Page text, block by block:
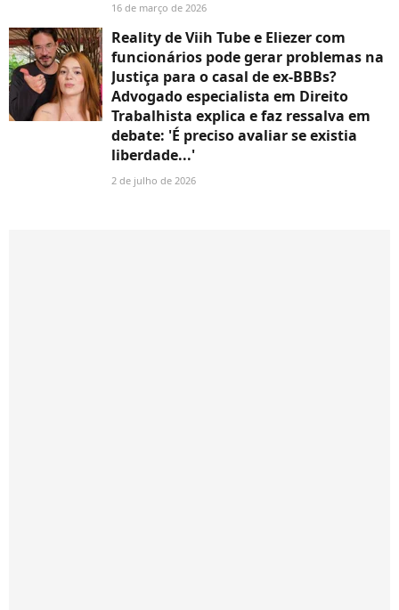
16 de março de 2026
Reality de Viih Tube e Eliezer com
funcionários pode gerar problemas na
Justiça para o casal de ex-BBBs?
Advogado especialista em Direito
Trabalhista explica e faz ressalva em
debate: 'É preciso avaliar se existia
liberdade...'
2 de julho de 2026